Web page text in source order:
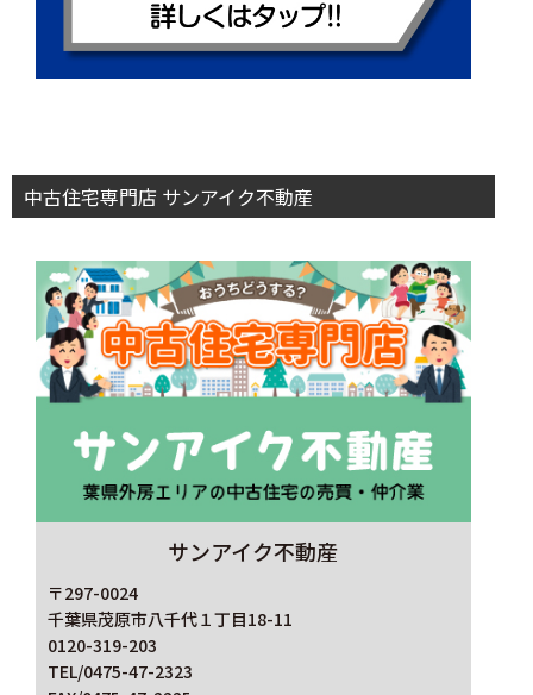
中古住宅専門店 サンアイク不動産
サンアイク不動産
〒297-0024
千葉県茂原市八千代１丁目18-11
0120-319-203
TEL/0475-47-2323